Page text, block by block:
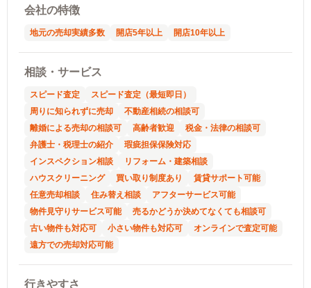
会社の特徴
地元の売却実績多数 開店5年以上 開店10年以上
相談・サービス
スピード査定
スピード査定（最短即日）
周りに知られずに売却
不動産相続の相談可
離婚による売却の相談可
高齢者歓迎
税金・法律の相談可
弁護士・税理士の紹介
瑕疵担保保険対応
インスペクション相談
リフォーム・建築相談
ハウスクリーニング
買い取り制度あり
賃貸サポート可能
任意売却相談
住み替え相談
アフターサービス可能
物件見守りサービス可能
売るかどうか決めてなくても相談可
古い物件も対応可
小さい物件も対応可
オンラインで査定可能
遠方での売却対応可能
行きやすさ